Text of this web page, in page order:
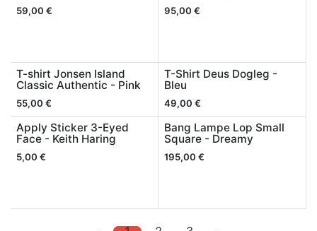
59,00 € 95,00 €
T-shirt Jonsen Island
Classic Authentic - Pink
55,00 €
T-Shirt Deus Dogleg -
Bleu
49,00 €
Apply Sticker 3-Eyed
Face - Keith Haring
5,00 €
Bang Lampe Lop Small
Square - Dreamy
195,00 €